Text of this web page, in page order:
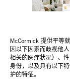
McCormick 提供平等
因以下因素而歧视他
相关的医疗状况）、
身份，以及具有以下
护的特征。